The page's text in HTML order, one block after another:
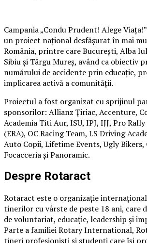
Campania „Condu Prudent! Alege
un proiect național desfășurat în mai
România, printre care București, Alba
Sibiu și Târgu Mureș, având ca obiectiv
numărului de accidente prin educație,
implicarea activă a comunității.
Proiectul a fost organizat cu sprijinul
sponsorilor: Allianz Țiriac, Accenture,
Academia Titi Aur, ISU, IPJ, IJJ, Pro
(ERA), OC Racing Team, LS Driving
Auto Copii, Lifetime Events, Ugly Bikers,
Focacceria și Panoramic.
Despre Rotaract
Rotaract este o organizație
tinerilor cu vârste de peste 18 ani, care
de voluntariat, educație, leadership și
Parte a familiei Rotary International,
tineri profesioniști și studenți care își